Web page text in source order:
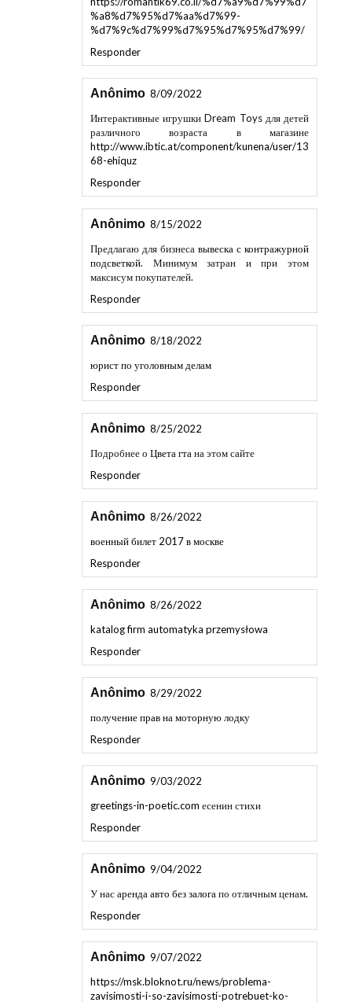
%d7%9c%d7%99%d7%95%d7%95%d7%99/
Responder
Anônimo 8/09/2022
Интерактивные игрушки Dream Toys для детей
различного возраста в магазине
http://www.ibtic.at/component/kunena/user/13
68-ehiquz
Responder
Anônimo 8/15/2022
Предлагаю для бизнеса
подсветкой . Минимум затран и при этом
максисум покупателей.
Responder
Anônimo 8/18/2022
юрист по уголовным делам
Responder
Anônimo 8/25/2022
Цвета гта
Responder
Anônimo 8/26/2022
военный билет 2017 в москве
Responder
Anônimo 8/26/2022
katalog firm automatyka przemysłowa
Responder
Anônimo 8/29/2022
получение прав на моторную лодку
Responder
Anônimo 9/03/2022
greetings-in-poetic.com
Responder
Anônimo 9/04/2022
аренда авто без залога
Responder
Anônimo 9/07/2022
https://msk.bloknot.ru/news/problema-
zavisimosti-i-so-zavisimosti-potrebuet-ko-
1516795